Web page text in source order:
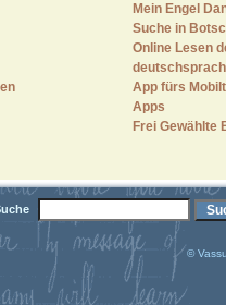
Mein Engel
Suche in
Online Lesen
App fürs
Apps
Frei Gewählte
©